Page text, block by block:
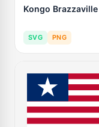
Kongo Brazzaville
SVG PNG